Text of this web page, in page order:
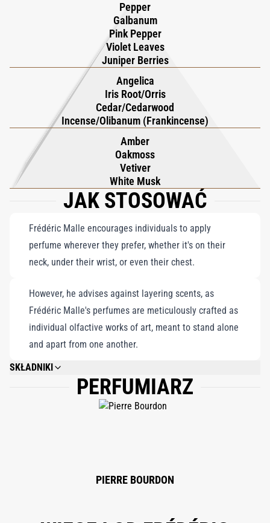
stabilizującą obecnością wetywerii. Całość podkreśla subtelna
złożoność galbanum i olibanum, które dodają aurę tajemnicy i
wzmacniają wrodzony urok mężczyzny. French Lover to coś
więcej niż perfumy, to deklaracja autentycznego przyciągania,
płynnie łącząca rustykalne akcenty z wyrafinowaniem i
celebrująca męskość w jej najbardziej prawdziwej odsłonie.
Pepper
Galbanum
Pink Pepper
Violet Leaves
Juniper Berries
Angelica
Iris Root/Orris
Cedar/Cedarwood
Incense/Olibanum (Frankincense)
Amber
Oakmoss
Vetiver
White Musk
JAK STOSOWAĆ
Frédéric Malle encourages individuals to apply
perfume wherever they prefer, whether it's on their
neck, under their wrist, or even their chest.
However, he advises against layering scents, as
Frédéric Malle's perfumes are meticulously crafted as
individual olfactive works of art, meant to stand alone
and apart from one another.
SKŁADNIKI
ALCOHOL DENAT., WATER\AQUA\EAU, FRAGRANCE (PARFUM), LIMONENE,
EUGENOL, LINALOOL, EVERNIA FURFURACEA (TREEMOSS) EXTRACT,
CITRAL, METHYL 2-OCTYNOATE, BENZYL BENZOATE, GERANIOL, BHT,
PERFUMIARZ
PIERRE BOURDON